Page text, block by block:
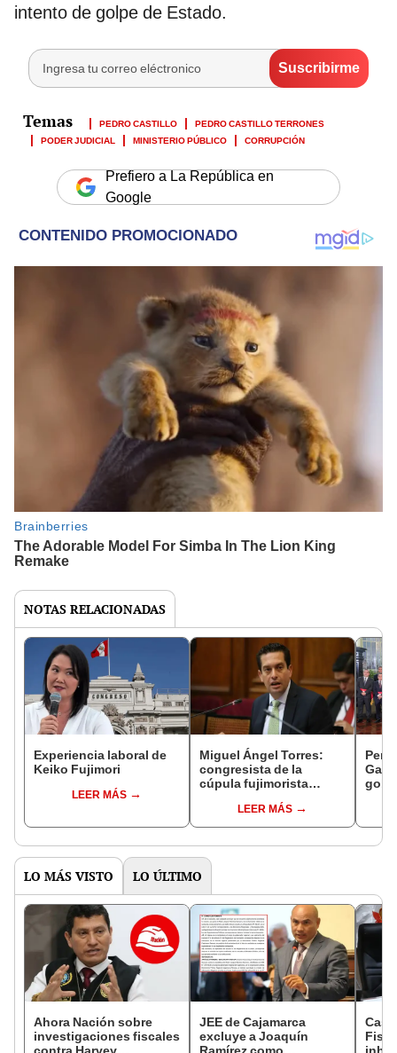
intento de golpe de Estado.
PEDRO CASTILLO
PEDRO CASTILLO TERRONES
PODER JUDICIAL
MINISTERIO PÚBLICO CORRUPCIÓN
Prefiero a La República en
Google
NOTAS RELACIONADAS
Experiencia laboral de
Keiko Fujimori
LEER MÁS
Miguel Ángel Torres:
congresista de la
cúpula fujimorista
del SenadoLEER MÁS
LO MÁS VISTO LO ÚLTIMO
Ahora Nación sobre
investigaciones fiscales
JEE de Cajamarca
excluye a Joaquín